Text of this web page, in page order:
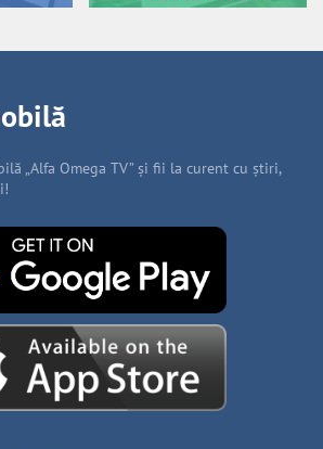
„Alfa Omega TV” și fii la curent cu știri,